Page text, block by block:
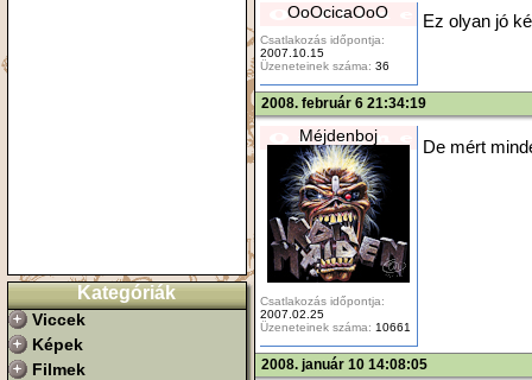
Kategóriák
Viccek
Képek
Filmek
OoOcicaOoO
Csatlakozás időpontja:
2007.10.15
Üzeneteinek száma: 36
Ez olyan jó
2008. február 6 21:34:19
Méjdenboj
Csatlakozás időpontja:
2007.02.25
Üzeneteinek száma: 10661
De mért
2008. január 10 14:08:05